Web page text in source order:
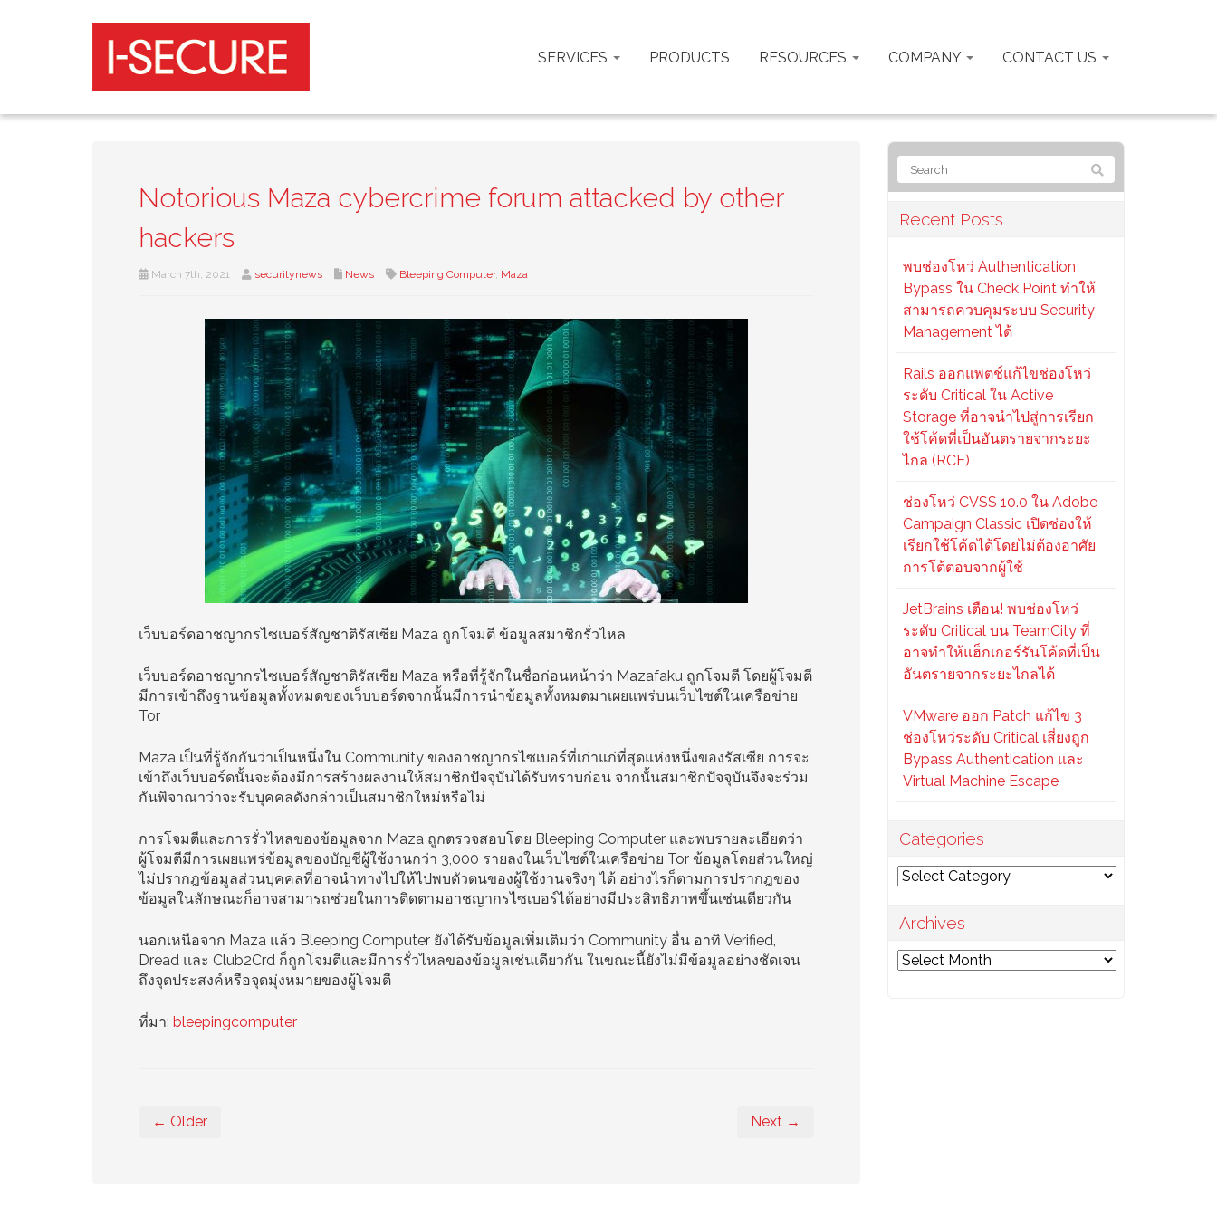
SERVICES PRODUCTS RESOURCES COMPANY CONTACT US
Notorious Maza cybercrime forum attacked by other
hackers
March 7th, 2021 securitynews News Bleeping Computer, Maza
เว็บบอร์ดอาชญากรไซเบอร์สัญชาติรัสเซีย Maza ถูกโจมตี ข้อมูลสมาชิกรั่วไหล
เว็บบอร์ดอาชญากรไซเบอร์สัญชาติรัสเซีย Maza หรือที่รู้จักในชื่อก่อนหน้าว่า Mazafaku ถูกโจมตี โดยผู้โจมตี
มีการเข้าถึงฐานข้อมูลทั้งหมดของเว็บบอร์ดจากนั้นมีการนำข้อมูลทั้งหมดมาเผยแพร่บนเว็บไซต์ในเครือข่าย
Tor
Maza เป็นที่รู้จักกันว่าเป็นหนึ่งใน Community ของอาชญากรไซเบอร์ที่เก่าแก่ที่สุดแห่งหนึ่งของรัสเซีย การจะ
เข้าถึงเว็บบอร์ดนั้นจะต้องมีการสร้างผลงานให้สมาชิกปัจจุบันได้รับทราบก่อน จากนั้นสมาชิกปัจจุบันจึงจะร่วม
กันพิจาณาว่าจะรับบุคคลดังกล่าวเป็นสมาชิกใหม่หรือไม่
การโจมตีและการรั่วไหลของข้อมูลจาก Maza ถูกตรวจสอบโดย Bleeping Computer และพบรายละเอียดว่า
ผู้โจมตีมีการเผยแพร่ข้อมูลของบัญชีผู้ใช้งานกว่า 3,000 รายลงในเว็บไซต์ในเครือข่าย Tor ข้อมูลโดยส่วนใหญ่
ไม่ปรากฎข้อมูลส่วนบุคคลที่อาจนำทางไปให้ไปพบตัวตนของผู้ใช้งานจริงๆ ได้ อย่างไรก็ตามการปรากฎของ
ข้อมูลในลักษณะก็อาจสามารถช่วยในการติดตามอาชญากรไซเบอร์ได้อย่างมีประสิทธิภาพขึ้นเช่นเดียวกัน
นอกเหนือจาก Maza แล้ว Bleeping Computer ยังได้รับข้อมูลเพิ่มเติมว่า Community อื่น อาทิ Verified,
Dread และ Club2Crd ก็ถูกโจมตีและมีการรั่วไหลของข้อมูลเช่นเดียวกัน ในขณะนี้ยังไม่มีข้อมูลอย่างชัดเจน
ถึงจุดประสงค์หรือจุดมุ่งหมายของผู้โจมตี
ที่มา: bleepingcomputer
← Older Next →
Recent Posts
พบช่องโหว่ Authentication
Bypass ใน Check Point ทำให้
สามารถควบคุมระบบ Security
Management ได้
Rails ออกแพตช์แก้ไขช่องโหว่
ระดับ Critical ใน Active
Storage ที่อาจนำไปสู่การเรียก
ใช้โค้ดที่เป็นอันตรายจากระยะ
ไกล (RCE)
ช่องโหว่ CVSS 10.0 ใน Adobe
Campaign Classic เปิดช่องให้
เรียกใช้โค้ดได้โดยไม่ต้องอาศัย
การโต้ตอบจากผู้ใช้
JetBrains เตือน! พบช่องโหว่
ระดับ Critical บน TeamCity ที่
อาจทำให้แฮ็กเกอร์รันโค้ดที่เป็น
อันตรายจากระยะไกลได้
VMware ออก Patch แก้ไข 3
ช่องโหว่ระดับ Critical เสี่ยงถูก
Bypass Authentication และ
Virtual Machine Escape
Categories
Categories
Archives
Archives